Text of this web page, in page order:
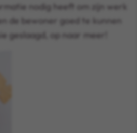
nodig heeft om zijn werk
de bewoner goed te kunnen
geslaagd, op naar meer!